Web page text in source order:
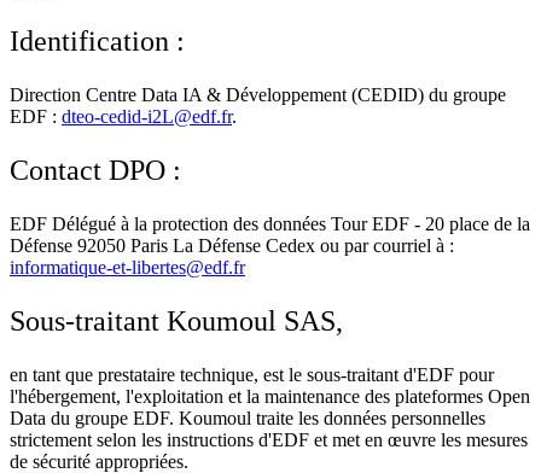
Identification :
Direction Centre Data IA & Développement (CEDID) du groupe
EDF : dteo-cedid-i2L@edf.fr.
Contact DPO :
EDF Délégué à la protection des données Tour EDF - 20 place de la
Défense 92050 Paris La Défense Cedex ou par courriel à :
informatique-et-libertes@edf.fr
Sous-traitant Koumoul SAS,
en tant que prestataire technique, est le sous-traitant d'EDF pour
l'hébergement, l'exploitation et la maintenance des plateformes Open
Data du groupe EDF. Koumoul traite les données personnelles
strictement selon les instructions d'EDF et met en œuvre les mesures
de sécurité appropriées.